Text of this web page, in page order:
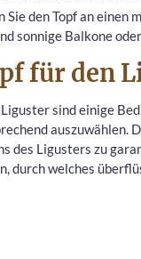
den Topf an
sonnige Balkone
für den
sind einige
des Ligusters zu
durch welches